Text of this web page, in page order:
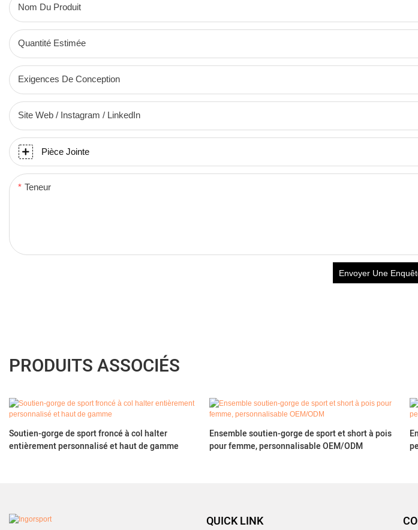
Nom Du Produit
Quantité Estimée
Exigences De Conception
Site Web / Instagram / LinkedIn
Pièce Jointe
Teneur
Envoyer Une
PRODUITS ASSOCIÉS
Soutien-gorge de sport froncé à col halter
entièrement personnalisé et haut de gamme
Ensemble soutien-gorge de sport et short à pois
pour femme, personnalisable OEM/ODM
QUICK LINK